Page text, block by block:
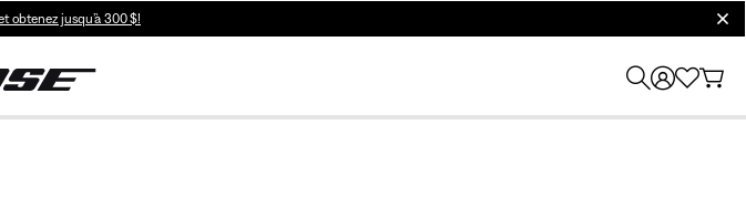
obtenez jusqu’à 300 $!